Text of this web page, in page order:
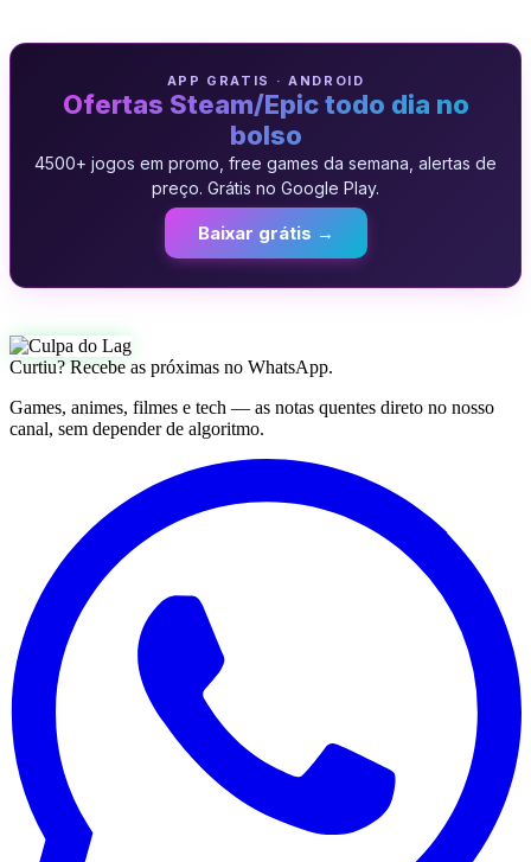
APP GRATIS · ANDROID
Ofertas Steam/Epic todo dia no
bolso
4500+ jogos em promo, free games da semana, alertas de
preço. Grátis no Google Play.
Baixar grátis →
Curtiu? Recebe as próximas no WhatsApp.
Games, animes, filmes e tech — as notas quentes direto no nosso
canal, sem depender de algoritmo.